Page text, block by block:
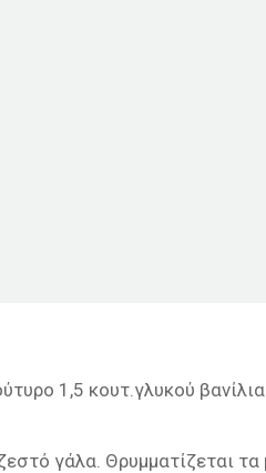
1,5 κουτ.γλυκού βανίλια
γάλα. Θρυμματίζεται τα